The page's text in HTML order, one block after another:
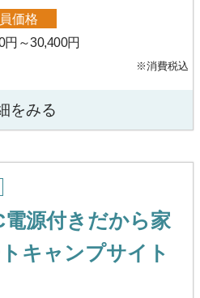
価格
円～30,400円
※消費税込
をみる
源付きだから家
キャンプサイト